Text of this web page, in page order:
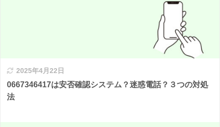
2025年4月22日
0667346417は安否確認システム？迷惑電話？３つの対処
法